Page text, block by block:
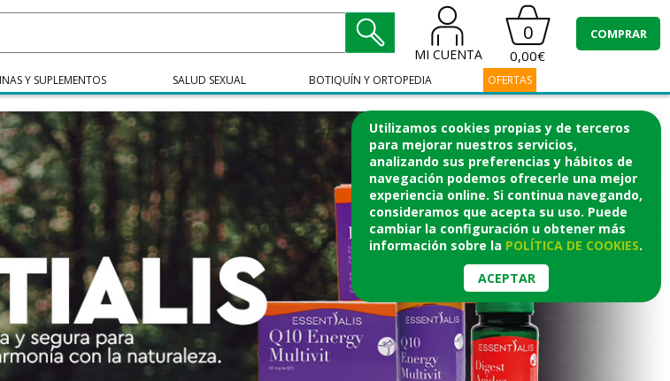
Utilizamos cookies propias y de terceros
para mejorar nuestros servicios,
analizando sus preferencias y hábitos de
navegación podemos ofrecerle una mejor
experiencia online. Si continua navegando,
consideramos que acepta su uso. Puede
cambiar la configuración u obtener más
información sobre la POLÍTICA DE COOKIES.
ACEPTAR
MI CUENTA
0
0,00€
COMPRAR
Y SUPLEMENTOS SALUD SEXUAL BOTIQUÍN Y ORTOPEDIA OFERTAS